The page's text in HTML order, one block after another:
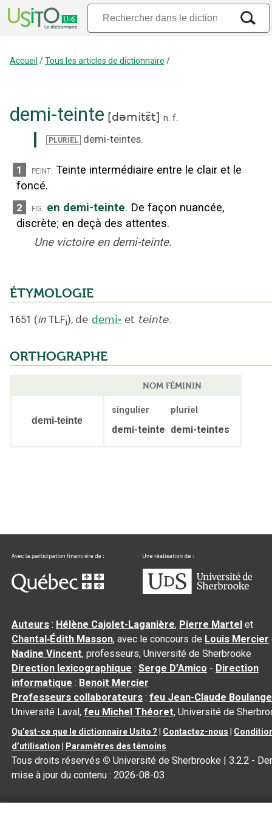
Accueil /Tous les articles de dictionnaire /
demi-teinte [dəmitɛ̃t] n. f.
PLURIEL demi-teintes.
1 peint. Teinte intermédiaire entre le clair et le
foncé.
2 fig. en demi-teinte. De façon nuancée,
discrète; en deçà des attentes.
Une victoire en demi-teinte.
ÉTYMOLOGIE
1651 (in TLFi); de demi- et teinte.
ORTHOGRAPHE
NOM FÉMININ
demi-teinte
singulier pluriel
demi-teinte demi-teintes
Auteurs : Hélène Cajolet-Laganière, Pierre Martel et
Chantal‑Édith Masson, avec le concours de Louis Mercier
Nadine Vincent, professeurs, Université de Sherbrooke
Direction lexicographique :Serge D’Amico - Direction
informatique : Benoit Mercier
Professeurs collaborateurs :feu Jean-Claude
Université Laval,feu Michel Théoret, Université de
Qu’est-ce que le dictionnaire Usito ? Contactez-nous
d’utilisation
Paramètres des témoins
Tous droits réservés © Université de Sherbrooke |3.2.2 -
mise à jour du contenu :2026-08-03